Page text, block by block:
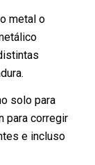
metal o
solo para
para corregir
e incluso